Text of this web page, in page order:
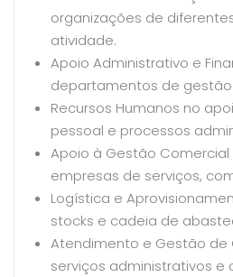
organizações de
atividade.
Apoio Administrativo e
departamentos de
Recursos Humanos no
pessoal e processos
Apoio à Gestão Comercial
empresas de serviços,
Logística e
stocks e cadeia de
Atendimento e Gestão de
serviços administrativos e